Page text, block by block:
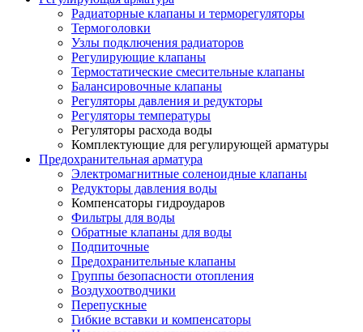
Радиаторные клапаны и терморегуляторы
Термоголовки
Узлы подключения радиаторов
Регулирующие клапаны
Термостатические смесительные клапаны
Балансировочные клапаны
Регуляторы давления и редукторы
Регуляторы температуры
Регуляторы расхода воды
Комплектующие для регулирующей арматуры
Предохранительная арматура
Электромагнитные соленоидные клапаны
Редукторы давления воды
Компенсаторы гидроударов
Фильтры для воды
Обратные клапаны для воды
Подпиточные
Предохранительные клапаны
Группы безопасности отопления
Воздухоотводчики
Перепускные
Гибкие вставки и компенсаторы